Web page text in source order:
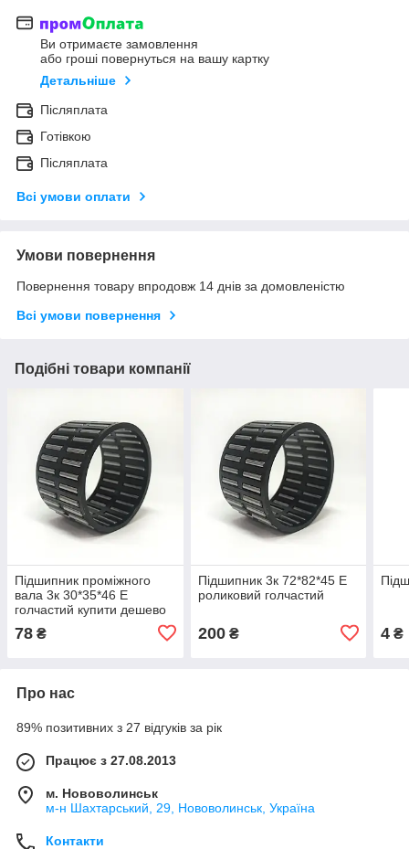
Ви отримаєте замовлення
або гроші повернуться на вашу картку
Детальніше
Післяплата
Готівкою
Післяплата
Всі умови оплати
Умови повернення
Повернення товару впродовж 14 днів за домовленістю
Всі умови повернення
Подібні товари компанії
Підшипник проміжного
вала 3к 30*35*46 E
голчастий купити дешево
78 ₴
Підшипник 3к 72*82*45 E
роликовий голчастий
200₴ 4 ₴
Про нас
89% позитивних з 27 відгуків за рік
Працює з 27.08.2013
м. Нововолинськ
м-н Шахтарський, 29, Нововолинськ, Україна
Контакти